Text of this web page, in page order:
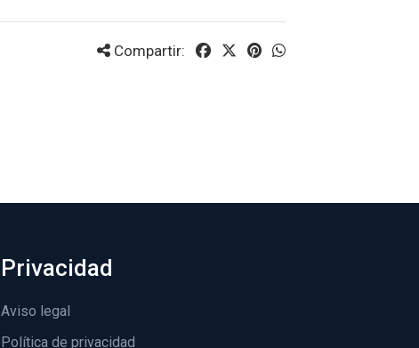
Compartir:
Privacidad
Aviso legal
Política de privacidad